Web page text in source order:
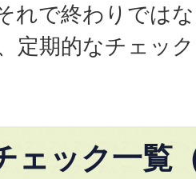
れで終わりでは
定期的なチェッ
ェック一覧